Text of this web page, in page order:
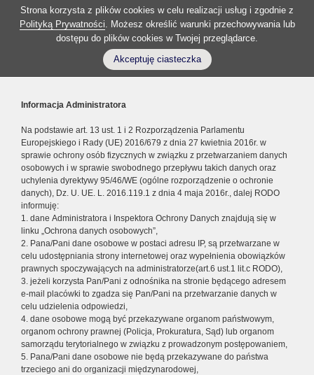
Strona korzysta z plików cookies w celu realizacji usług i zgodnie z
Polityką Prywatności. Możesz określić warunki przechowywania lub
dostępu do plików cookies w Twojej przeglądarce.
Akceptuję ciasteczka
Informacja Administratora
Na podstawie art. 13 ust. 1 i 2 Rozporządzenia Parlamentu
Europejskiego i Rady (UE) 2016/679 z dnia 27 kwietnia 2016r. w
sprawie ochrony osób fizycznych w związku z przetwarzaniem danych
osobowych i w sprawie swobodnego przepływu takich danych oraz
uchylenia dyrektywy 95/46/WE (ogólne rozporządzenie o ochronie
danych), Dz. U. UE. L. 2016.119.1 z dnia 4 maja 2016r., dalej RODO
informuję:
1. dane Administratora i Inspektora Ochrony Danych znajdują się w
linku „Ochrona danych osobowych”,
2. Pana/Pani dane osobowe w postaci adresu IP, są przetwarzane w
celu udostępniania strony internetowej oraz wypełnienia obowiązków
prawnych spoczywających na administratorze(art.6 ust.1 lit.c RODO),
3. jeżeli korzysta Pan/Pani z odnośnika na stronie będącego adresem
e-mail placówki to zgadza się Pan/Pani na przetwarzanie danych w
celu udzielenia odpowiedzi,
4. dane osobowe mogą być przekazywane organom państwowym,
organom ochrony prawnej (Policja, Prokuratura, Sąd) lub organom
samorządu terytorialnego w związku z prowadzonym postępowaniem,
5. Pana/Pani dane osobowe nie będą przekazywane do państwa
trzeciego ani do organizacji międzynarodowej,